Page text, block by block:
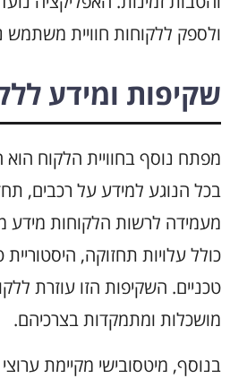
ולספק ללקוחות חוויית משתמש
שקיפות ומידע
מפתח נוסף בחוויית הלקוח
בכל הנוגע למידע על רכבים,
מעמידה לרשות הלקוחות מידע
כולל עלויות תחזוקה, היסטוריית
טכניים. השקיפות הזו עוזרת
מושכלות ומתמקדות בצרכיהם.
בנוסף, מיטסובישי מקיימת